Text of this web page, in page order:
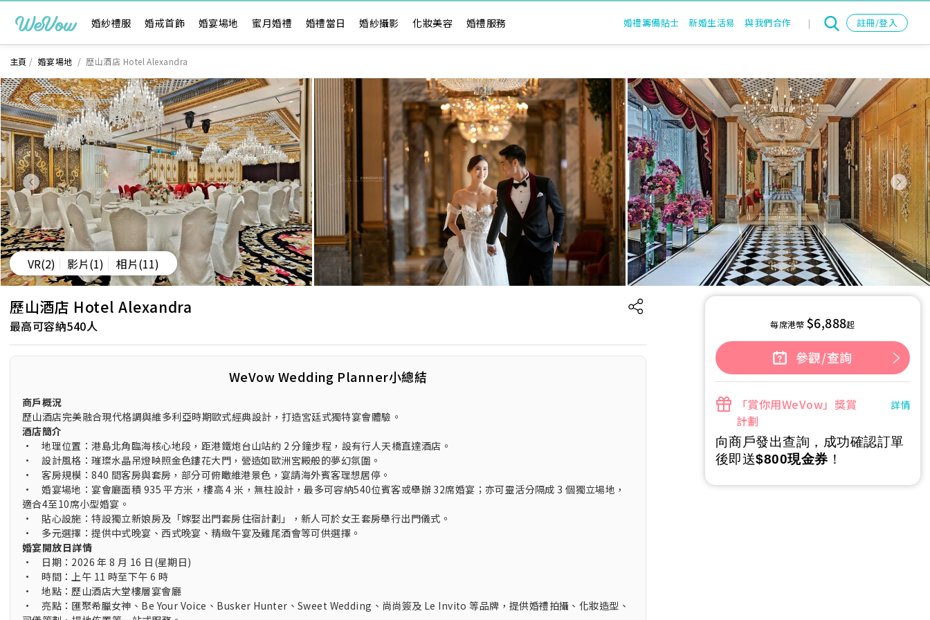
婚紗禮服 婚戒首飾 婚宴場地 蜜月婚禮 婚禮當日 婚紗攝影 化妝美容 婚禮服務 婚禮籌備貼士 新婚生活易 與我們合作 | 註冊/登入
主頁 / 婚宴場地 / 歷山酒店 Hotel Alexandra
VR(2) 影片(1) 相片(11)
歷山酒店 Hotel Alexandra
最高可容納540人
WeVow Wedding Planner小總結
商戶概況
歷山酒店完美融合現代格調與維多利亞時期歐式經典設計，打造宮廷式獨特宴會體驗。
酒店簡介
• 地理位置：港島北角臨海核心地段，距港鐵炮台山站約 2 分鐘步程，設有行人天橋直達酒店。
• 設計風格：璀璨水晶吊燈映照金色鏤花大門，營造如歐洲宮殿般的夢幻氛圍。
• 客房規模：840 間客房與套房，部分可俯瞰維港景色，宴請海外賓客理想居停。
• 婚宴場地：宴會廳面積 935 平方米，樓高 4 米，無柱設計，最多可容納540位賓客或舉辦 32席婚宴；亦可靈活分隔成 3 個獨立場地，
適合4至10席小型婚宴。
• 貼心設施：特設獨立新娘房及「嫁娶出門套房住宿計劃」，新人可於女王套房舉行出門儀式。
• 多元選擇：提供中式晚宴、西式晚宴、精緻午宴及雞尾酒會等可供選擇。
婚宴開放日詳情
• 日期：2026 年 8 月 16 日(星期日)
• 時間：上午 11 時至下午 6 時
• 地點：歷山酒店大堂樓層宴會廳
• 亮點：匯聚希臘女神、Be Your Voice、Busker Hunter、Sweet Wedding、尚尚簽及 Le Invito 等品牌，提供婚禮拍攝、化妝造型、
每席港幣$6,888起
參觀/查詢
「賞你用WeVow」獎賞
計劃
詳情
向商戶發出查詢，成功確認訂單
後即送$800現金券 ！